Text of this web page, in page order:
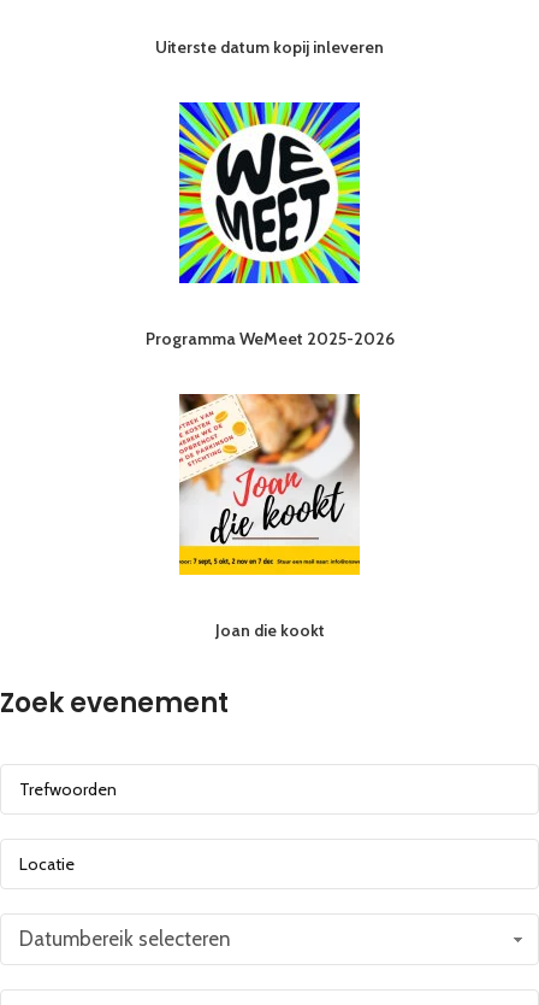
Uiterste datum kopij inleveren
Programma WeMeet 2025-2026
Joan die kookt
Zoek evenement
Datumbereik selecteren